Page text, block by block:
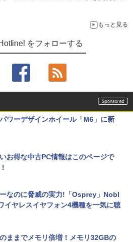
もっと見る
をフォローする
ワーデザインホイール「M6」に新
お得な中古PC情報はこのページで
なのに脅威の実力!「Osprey」Nobl
イヤレスイヤフォン4機種を一気に聴
ままでメモリ倍増！メモリ32GBの